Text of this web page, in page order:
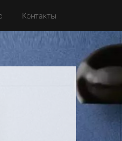
Контакты